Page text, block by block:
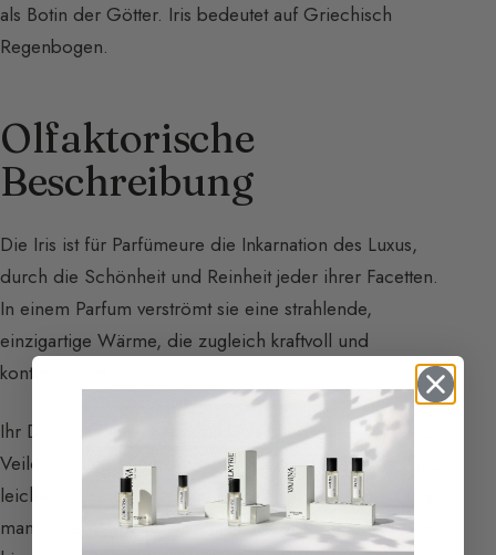
als Botin der Götter. Iris bedeutet auf Griechisch
Regenbogen.
Olfaktorische
Beschreibung
Die Iris ist für Parfümeure die Inkarnation des Luxus,
durch die Schönheit und Reinheit jeder ihrer Facetten.
In einem Parfum verströmt sie eine strahlende,
einzigartige Wärme, die zugleich kraftvoll und
kontrolliert ist.
Ihr Duft ist facettenreich mit köstlichen Noten zwischen
Veilchen- und Mimosen-Note, holzigen Akzenten, einer
leichten Himbeernote und Karottennote. Übrigens fügt
man in der Parfümerie sehr oft Karottensamen-Essenz